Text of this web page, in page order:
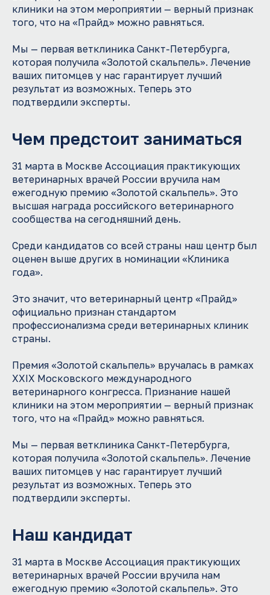
клиники на этом мероприятии — верный признак
того, что на «Прайд» можно равняться.
Мы — первая ветклиника Санкт-Петербурга,
которая получила «Золотой скальпель». Лечение
ваших питомцев у нас гарантирует лучший
результат из возможных. Теперь это
подтвердили эксперты.
Чем предстоит заниматься
31 марта в Москве Ассоциация практикующих
ветеринарных врачей России вручила нам
ежегодную премию «Золотой скальпель». Это
высшая награда российского ветеринарного
сообщества на сегодняшний день.
Среди кандидатов со всей страны наш центр был
оценен выше других в номинации «Клиника
года».
Это значит, что ветеринарный центр «Прайд»
официально признан стандартом
профессионализма среди ветеринарных клиник
страны.
Премия «Золотой скальпель» вручалась в рамках
XXIX Московского международного
ветеринарного конгресса. Признание нашей
клиники на этом мероприятии — верный признак
того, что на «Прайд» можно равняться.
Мы — первая ветклиника Санкт-Петербурга,
которая получила «Золотой скальпель». Лечение
ваших питомцев у нас гарантирует лучший
результат из возможных. Теперь это
подтвердили эксперты.
Наш кандидат
31 марта в Москве Ассоциация практикующих
ветеринарных врачей России вручила нам
ежегодную премию «Золотой скальпель». Это